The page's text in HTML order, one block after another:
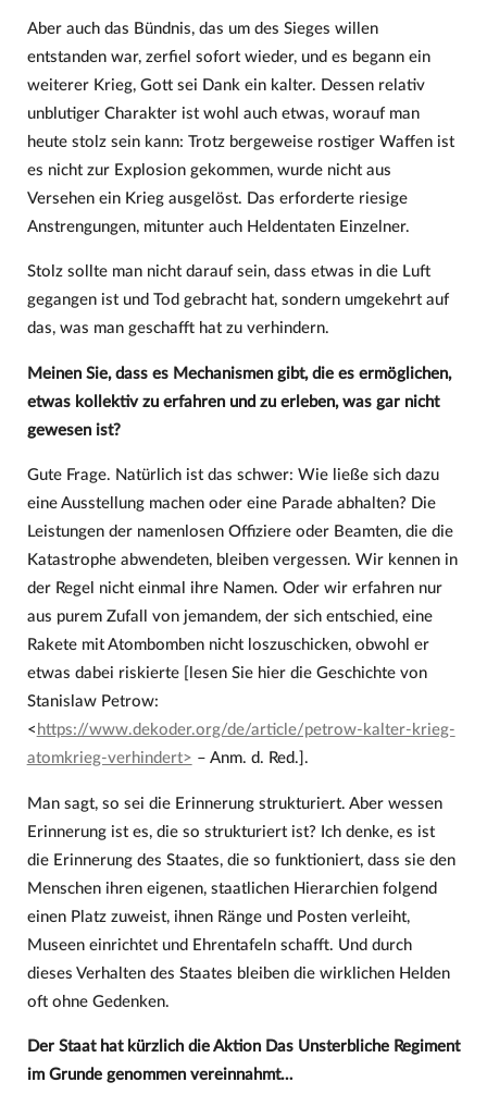
Aber auch das Bündnis, das um des Sieges willen
entstanden war, zerfiel sofort wieder, und es begann ein
weiterer Krieg, Gott sei Dank ein kalter. Dessen relativ
unblutiger Charakter ist wohl auch etwas, worauf man
heute stolz sein kann: Trotz bergeweise rostiger Waffen ist
es nicht zur Explosion gekommen, wurde nicht aus
Versehen ein Krieg ausgelöst. Das erforderte riesige
Anstrengungen, mitunter auch Heldentaten Einzelner.
Stolz sollte man nicht darauf sein, dass etwas in die Luft
gegangen ist und Tod gebracht hat, sondern umgekehrt auf
das, was man geschafft hat zu verhindern.
Meinen Sie, dass es Mechanismen gibt, die es ermöglichen,
etwas kollektiv zu erfahren und zu erleben, was gar nicht
gewesen ist?
Gute Frage. Natürlich ist das schwer: Wie ließe sich dazu
eine Ausstellung machen oder eine Parade abhalten? Die
Leistungen der namenlosen Offiziere oder Beamten, die die
Katastrophe abwendeten, bleiben vergessen. Wir kennen in
der Regel nicht einmal ihre Namen. Oder wir erfahren nur
aus purem Zufall von jemandem, der sich entschied, eine
Rakete mit Atombomben nicht loszuschicken, obwohl er
etwas dabei riskierte [lesen Sie hier die Geschichte von
Stanislaw Petrow:
< https://www.dekoder.org/de/article/petrow-kalter-krieg-
atomkrieg-verhindert> – Anm. d. Red.].
Man sagt, so sei die Erinnerung strukturiert. Aber wessen
Erinnerung ist es, die so strukturiert ist? Ich denke, es ist
die Erinnerung des Staates, die so funktioniert, dass sie den
Menschen ihren eigenen, staatlichen Hierarchien folgend
einen Platz zuweist, ihnen Ränge und Posten verleiht,
Museen einrichtet und Ehrentafeln schafft. Und durch
dieses Verhalten des Staates bleiben die wirklichen Helden
oft ohne Gedenken.
Der Staat hat kürzlich die Aktion Das Unsterbliche Regiment
im Grunde genommen vereinnahmt…